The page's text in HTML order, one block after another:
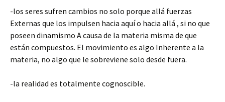
-los seres sufren cambios no solo porque allá fuerzas
Externas que los impulsen hacia aquí o hacia allá , si no que
poseen dinamismo A causa de la materia misma de que
están compuestos. El movimiento es algo Inherente a la
materia, no algo que le sobreviene solo desde fuera.
-la realidad es totalmente cognoscible.